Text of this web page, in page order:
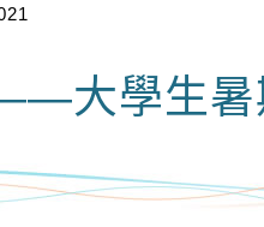
大學生暑